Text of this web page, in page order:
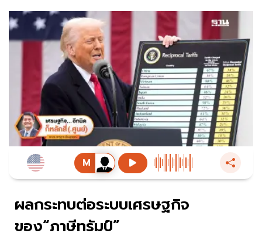
ผลกระทบต่อระบบเศรษฐกิจ
ของ“ภาษีทรัมป์”